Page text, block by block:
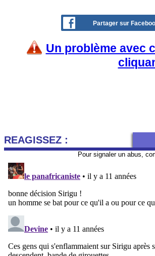
Partager sur
Un problème avec
REAGISSEZ :
Pour signaler un abus,